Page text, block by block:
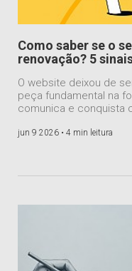
Como saber se o
renovação? 5
O website deixou de
peça fundamental na
comunica e conquista
jun 9 2026 • 4 min leitura